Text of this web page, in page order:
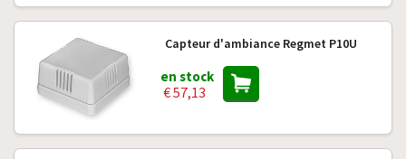
Capteur d'ambiance Regmet P10U
en stock
€ 57,13